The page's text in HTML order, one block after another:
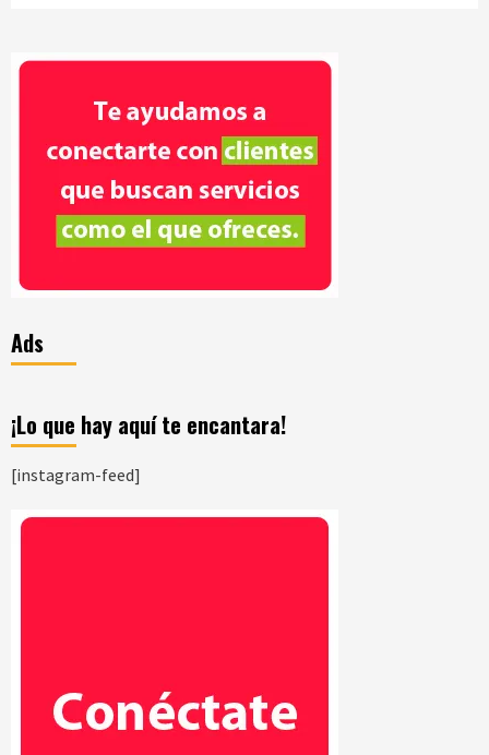
Ads
¡Lo que hay aquí te encantara!
[instagram-feed]